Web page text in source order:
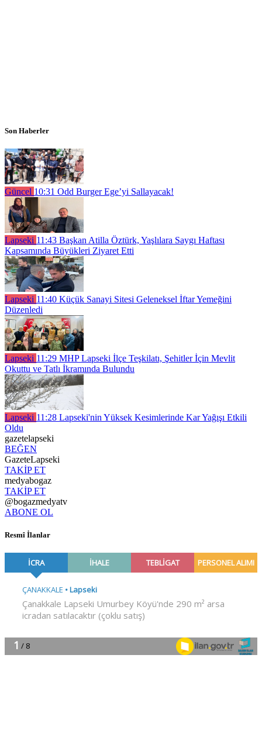
Son Haberler
Güncel 10:31 Odd Burger Ege’yi Sallayacak!
Lapseki 11:43 Başkan Atilla Öztürk, Yaşlılara Saygı Haftası
Kapsamında Büyükleri Ziyaret Etti
Lapseki 11:40 Küçük Sanayi Sitesi Geleneksel İftar Yemeğini
Düzenledi
Lapseki 11:29 MHP Lapseki İlçe Teşkilatı, Şehitler İçin Mevlit
Okuttu ve Tatlı İkramında Bulundu
Lapseki 11:28 Lapseki'nin Yüksek Kesimlerinde Kar Yağışı Etkili
Oldu
gazetelapseki
BEĞEN
GazeteLapseki
TAKİP ET
medyabogaz
TAKİP ET
@bogazmedyatv
ABONE OL
Resmî İlanlar